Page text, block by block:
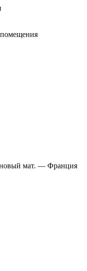
мат. — Франция